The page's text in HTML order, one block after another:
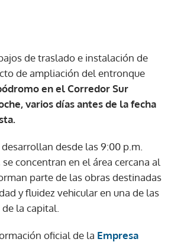
de traslado e instalación de
de ampliación del entronque
en el Corredor Sur
varios días antes de la fecha
desde las 9:00 p.m.
concentran en el área cercana al
parte de las obras destinadas
y fluidez vehicular en una de las
la capital.
oficial de la Empresa